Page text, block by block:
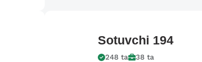
Sotuvchi 194
248 ta 38 ta